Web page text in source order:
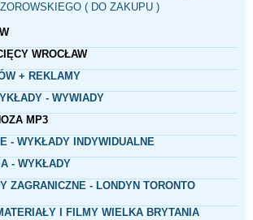
( DO ZAKUPU )
WROCŁAW
+ REKLAMY
- WYWIADY
MP3
- WYKŁADY INDYWIDUALNE
- WYKŁADY
ZAGRANICZNE - LONDYN TORONTO
I FILMY WIELKA BRYTANIA